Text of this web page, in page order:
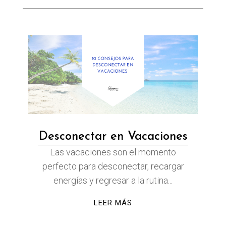
Desconectar en Vacaciones
Las vacaciones son el momento
perfecto para desconectar, recargar
energías y regresar a la rutina...
LEER MÁS